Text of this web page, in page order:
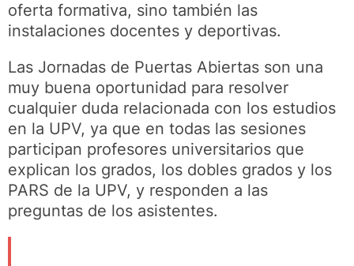
oferta formativa, sino también las
instalaciones docentes y deportivas.
Las Jornadas de Puertas Abiertas son una
muy buena oportunidad para resolver
cualquier duda relacionada con los estudios
en la UPV, ya que en todas las sesiones
participan profesores universitarios que
explican los grados, los dobles grados y los
PARS de la UPV, y responden a las
preguntas de los asistentes.